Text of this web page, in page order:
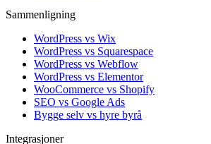
Sammenligning
WordPress vs Wix
WordPress vs Squarespace
WordPress vs Webflow
WordPress vs Elementor
WooCommerce vs Shopify
SEO vs Google Ads
Bygge selv vs hyre byrå
Integrasjoner